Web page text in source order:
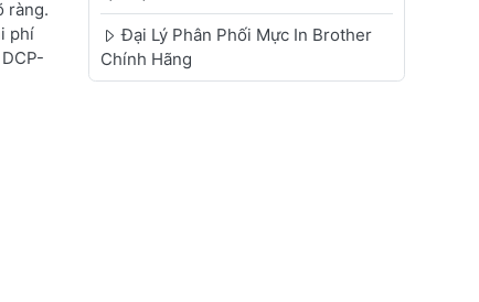
ràng.
phí
Đại Lý Phân Phối Mực In Brother
Chính Hãng